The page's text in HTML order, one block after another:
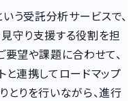
う受託分析サービスで、
守り支援する役割を担
要望や課題に合わせて、
と連携してロードマップ
とりを行いながら、進行